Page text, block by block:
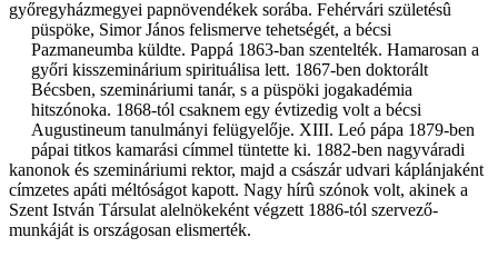
győregyházmegyei papnövendékek sorába. Fehérvári születésû
püspöke, Simor János felismerve tehetségét, a bécsi
Pazmaneumba küldte. Pappá 1863-ban szentelték. Hamarosan a
győri kisszeminárium spirituálisa lett. 1867-ben doktorált
Bécsben, szemináriumi tanár, s a püspöki jogakadémia
hitszónoka. 1868-tól csaknem egy évtizedig volt a bécsi
Augustineum tanulmányi felügyelője. XIII. Leó pápa 1879-ben
pápai titkos kamarási címmel tüntette ki. 1882-ben nagyváradi
kanonok és szemináriumi rektor, majd a császár udvari káplánjaként
címzetes apáti méltóságot kapott. Nagy hírû szónok volt, akinek a
Szent István Társulat alelnökeként végzett 1886-tól szervező-
munkáját is országosan elismerték.